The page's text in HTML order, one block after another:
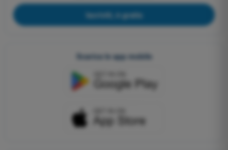
Iscriviti, è gratis
Scarica le app mobile